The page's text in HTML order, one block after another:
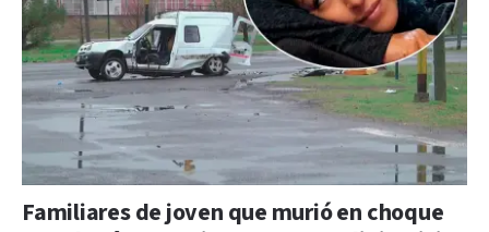
Familiares de joven que murió en choque